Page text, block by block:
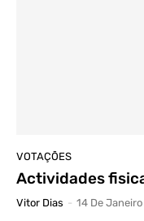
VOTAÇÕES
Actividades
Vitor Dias - 14 De